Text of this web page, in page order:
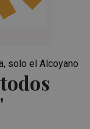
solo el Alcoyano